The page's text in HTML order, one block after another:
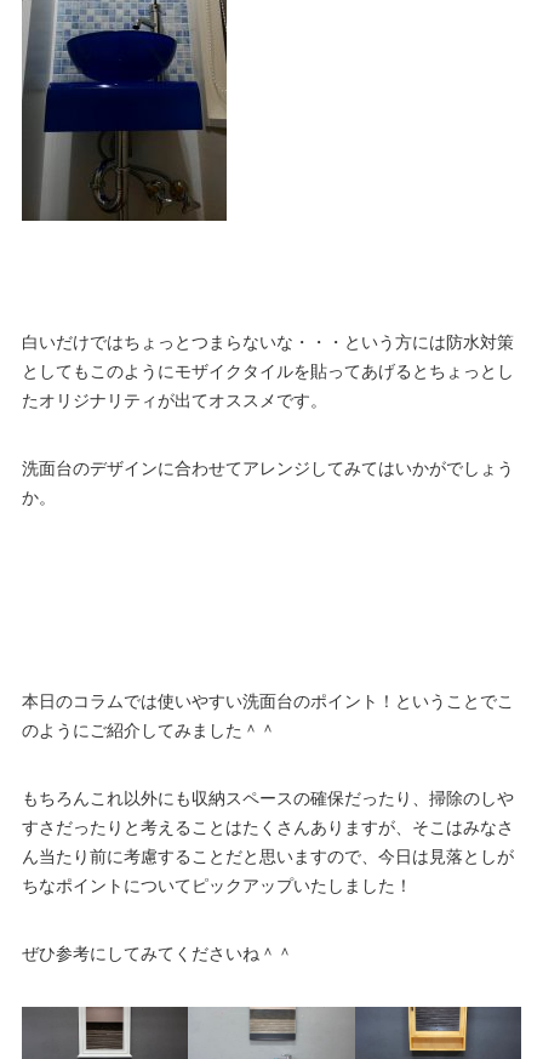
白いだけではちょっとつまらないな・・・という方には防水対策
としてもこのようにモザイクタイルを貼ってあげるとちょっとし
たオリジナリティが出てオススメです。
洗面台のデザインに合わせてアレンジしてみてはいかがでしょう
か。
本日のコラムでは使いやすい洗面台のポイント！ということでこ
のようにご紹介してみました＾＾
もちろんこれ以外にも収納スペースの確保だったり、掃除のしや
すさだったりと考えることはたくさんありますが、そこはみなさ
ん当たり前に考慮することだと思いますので、今日は見落としが
ちなポイントについてピックアップいたしました！
ぜひ参考にしてみてくださいね＾＾